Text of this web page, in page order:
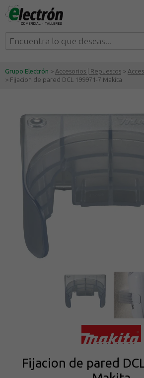
Grupo Electrón > Accesorios | Repuestos >
> Fijacion de pared DCL 199971-7 Makita
Fijacion de pared